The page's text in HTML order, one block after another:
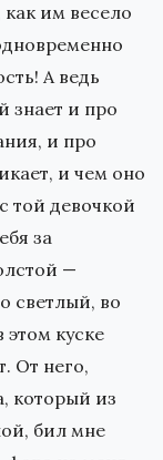
им весело
А ведь
знает и про
и про
и чем оно
той девочкой
за
—
светлый, во
этом куске
От него,
который из
бил мне